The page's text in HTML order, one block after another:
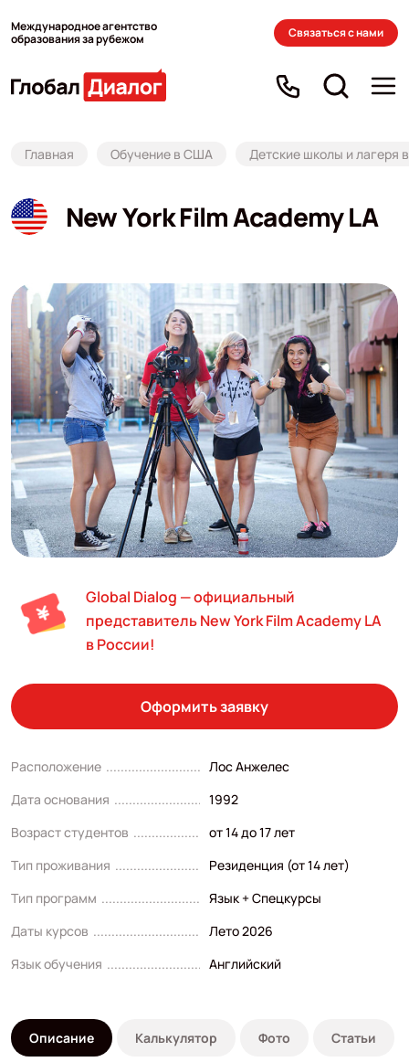
Международное агентство
образования за рубежом
Связаться с нами
Главная Обучение в США Детские школы и лагеря
New York Film Academy LA
Global Dialog — официальный
представитель New York Film Academy LA
в России!
Оформить заявку
Расположение
Лос Анжелес
Дата основания
1992
Возраст студентов
от 14 до 17 лет
Тип проживания
Резиденция (от 14 лет)
Тип программ
Язык + Спецкурсы
Даты курсов
Лето 2026
Язык обучения
Английский
Описание Калькулятор Фото Статьи